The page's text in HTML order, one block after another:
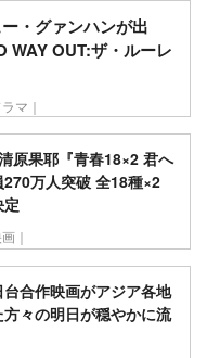
・グァンハンが出
WAY OUT:ザ・ルーレ
ラマ｜
原果耶『青春18×2 君へ
万人突破 全18種×2
｜
合作映画がアジア各地
々の明日が穏やかに流